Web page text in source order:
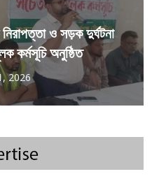
নিরাপত্তা ও সড়ক দুর্ঘটনা
কর্মসূচি অনুষ্ঠিত
2026